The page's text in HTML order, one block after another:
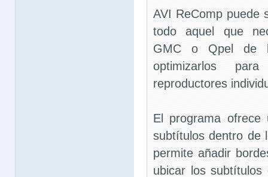
AVI ReComp puede
todo aquel que
GMC o Qpel de
optimizarlos
reproductores
El programa ofrece
subtítulos dentro de
permite añadir
ubicar los subtítulos